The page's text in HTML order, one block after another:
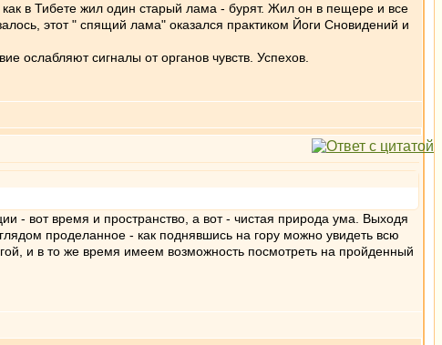
в Тибете жил один старый лама - бурят. Жил он в пещере и все
этот " спящий лама" оказался практиком Йоги Сновидений и
ослабляют сигналы от органов чувств. Успехов.
- вот время и пространство, а вот - чистая природа ума. Выходя
проделанное - как поднявшись на гору можно увидеть всю
и в то же время имеем возможность посмотреть на пройденный